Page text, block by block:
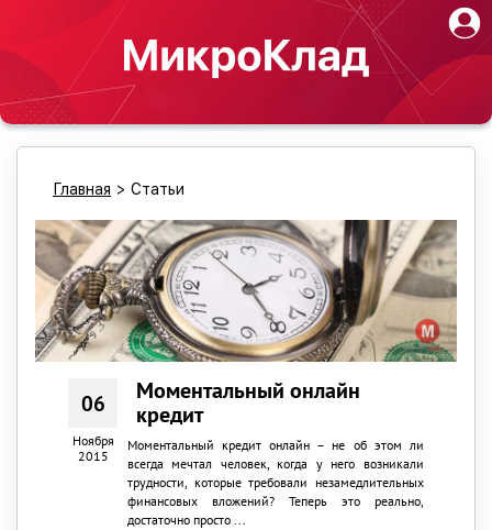
Главная > Статьи
06
Ноября
2015
Моментальный онлайн
кредит
Моментальный кредит онлайн – не об этом ли
всегда мечтал человек, когда у него возникали
трудности, которые требовали незамедлительных
финансовых вложений? Теперь это реально,
достаточно просто ...